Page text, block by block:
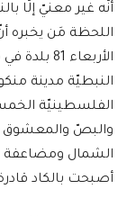
أنّه غير معنيّ إلّا
اللحظة مَن يخبره
الأربعاء
النبطيّة مدينة
الفلسطينيّة
والبصّ والمعشوق
الشمال ومضاعفة
أصبحت بالكاد